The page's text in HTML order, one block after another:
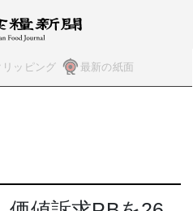
リッピング 最新の紙面